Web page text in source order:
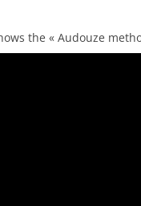
the « Audouze